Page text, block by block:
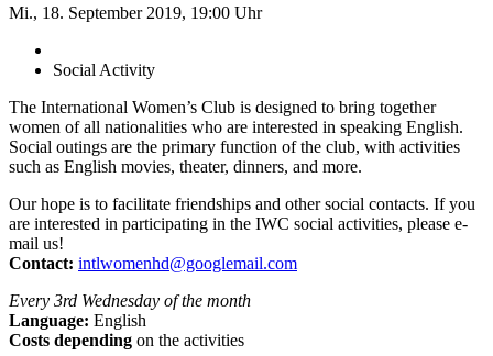
Mi., 18. September 2019, 19:00 Uhr
Social Activity
The International Women’s Club is designed to bring together
women of all nationalities who are interested in speaking English.
Social outings are the primary function of the club, with activities
such as English movies, theater, dinners, and more.
Our hope is to facilitate friendships and other social contacts. If you
are interested in participating in the IWC social activities, please e-
mail us!
Contact: intlwomenhd@googlemail.com
Every 3rd Wednesday of the month
Language: English
Costs depending on the activities